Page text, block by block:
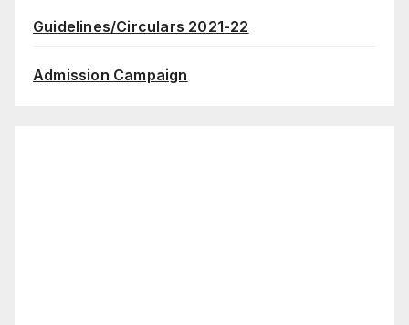
Guidelines/Circulars 2021-22
Admission Campaign